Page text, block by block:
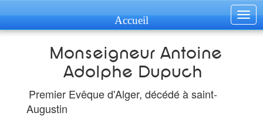
Accueil
Monseigneur Antoine
Adolphe Dupuch
Premier Evêque d'Alger, décédé à saint-
Augustin